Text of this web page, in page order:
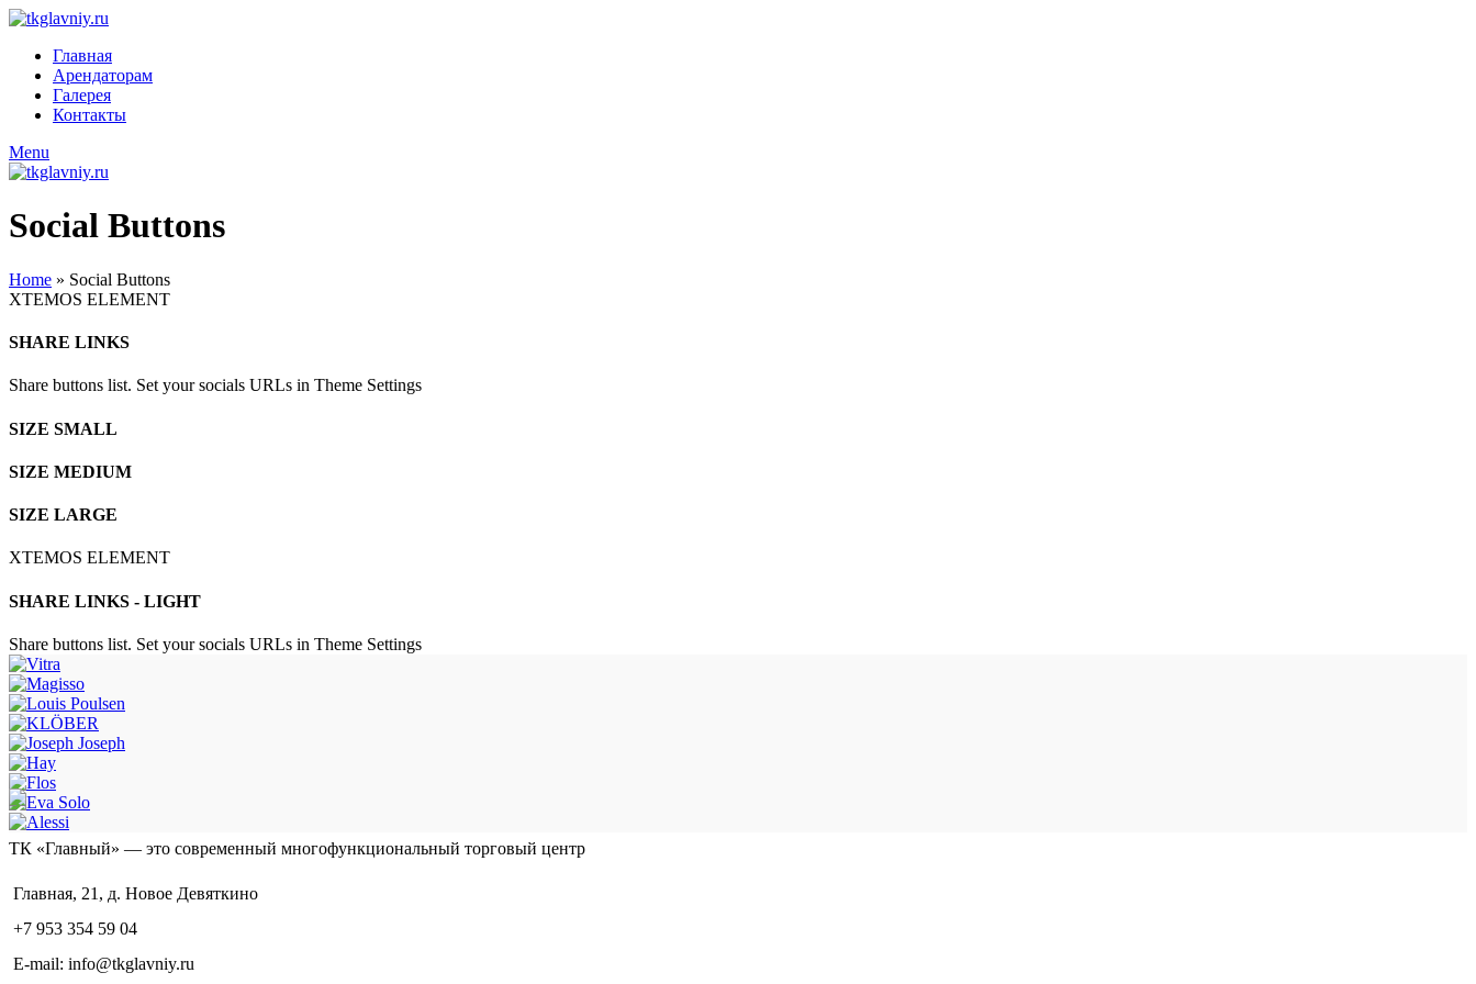
Главная
Арендаторам
Галерея
Контакты
Menu
Social Buttons
Home » Social Buttons
XTEMOS ELEMENT
SHARE LINKS
Share buttons list. Set your socials URLs in Theme Settings
SIZE SMALL
SIZE MEDIUM
SIZE LARGE
XTEMOS ELEMENT
SHARE LINKS - LIGHT
Share buttons list. Set your socials URLs in Theme Settings
ТК «Главный» — это современный многофункциональный торговый центр
Главная, 21, д. Новое Девяткино
+7 953 354 59 04
E-mail: info@tkglavniy.ru